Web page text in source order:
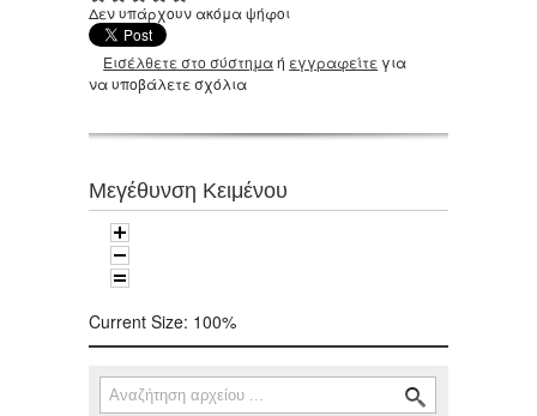
Δεν υπάρχουν ακόμα ψήφοι
Εισέλθετε στο σύστημαή εγγραφείτε για
να υποβάλετε σχόλια
Μεγέθυνση Κειμένου
Current Size: 100%
Φόρμα αναζήτησης
Αναζήτηση